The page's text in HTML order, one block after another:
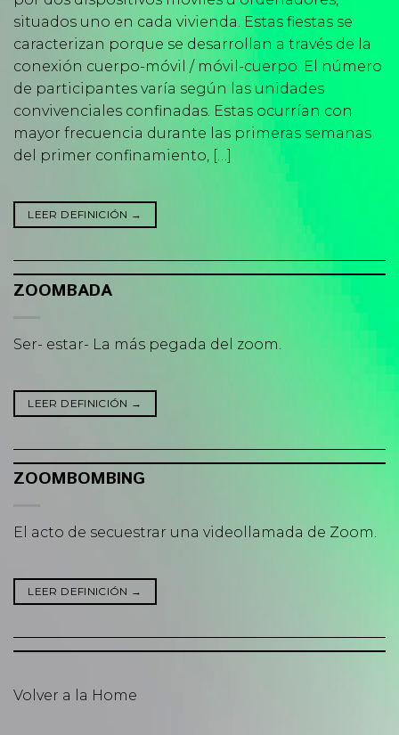
situados uno en cada vivienda. Estas fiestas se
caracterizan porque se desarrollan a través de la
conexión cuerpo-móvil / móvil-cuerpo. El número
de participantes varía según las unidades
convivenciales confinadas. Estas ocurrían con
mayor frecuencia durante las primeras semanas
del primer confinamiento, […]
LEER DEFINICIÓN →
ZOOMBADA
Ser- estar- La más pegada del zoom.
LEER DEFINICIÓN →
ZOOMBOMBING
El acto de secuestrar una videollamada de Zoom.
LEER DEFINICIÓN →
Volver a la Home